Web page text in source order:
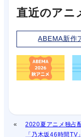
直近のアニ
ABEMA新作
2020夏アニメ独占
「乃木坂46時間